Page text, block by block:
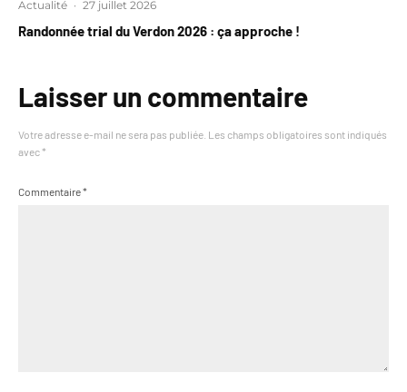
Actualité · 27 juillet 2026
Randonnée trial du Verdon 2026 : ça approche !
Laisser un commentaire
Votre adresse e-mail ne sera pas publiée. Les champs obligatoires sont indiqués
avec *
Commentaire*